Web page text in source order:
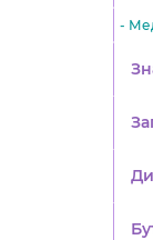
-